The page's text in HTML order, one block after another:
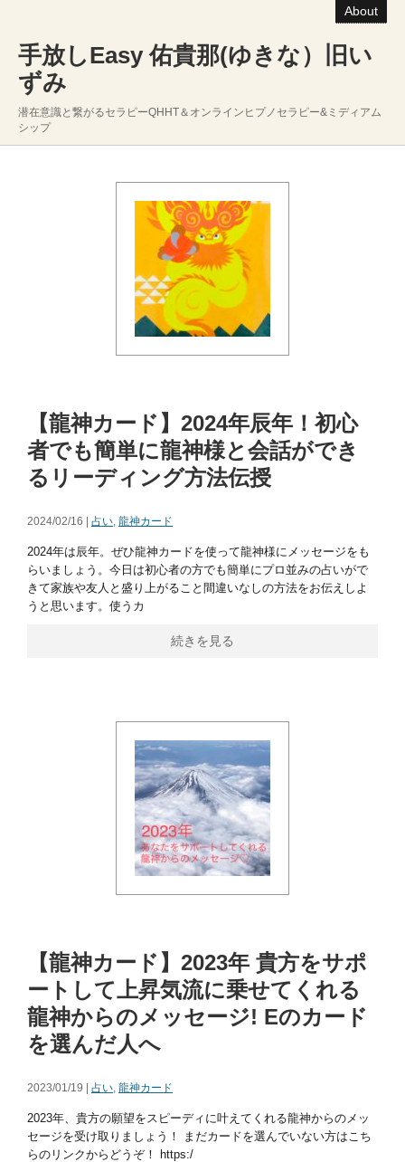
About
手放しEasy 佑貴那(ゆきな）旧い
ずみ
潜在意識と繋がるセラピーQHHT＆オンラインヒプノセラピー&ミディアム
シップ
【龍神カード】2024年辰年！初心
者でも簡単に龍神様と会話ができ
るリーディング方法伝授
2024/02/16 | 占い, 龍神カード
2024年は辰年。ぜひ龍神カードを使って龍神様にメッセージをも
らいましょう。今日は初心者の方でも簡単にプロ並みの占いがで
きて家族や友人と盛り上がること間違いなしの方法をお伝えしよ
うと思います。使うカ
続きを見る
【龍神カード】2023年 貴方をサポ
ートして上昇気流に乗せてくれる
龍神からのメッセージ! Eのカード
を選んだ人へ
2023/01/19 | 占い, 龍神カード
2023年、貴方の願望をスピーディに叶えてくれる龍神からのメッ
セージを受け取りましょう！ まだカードを選んでいない方はこち
らのリンクからどうぞ！ https:/